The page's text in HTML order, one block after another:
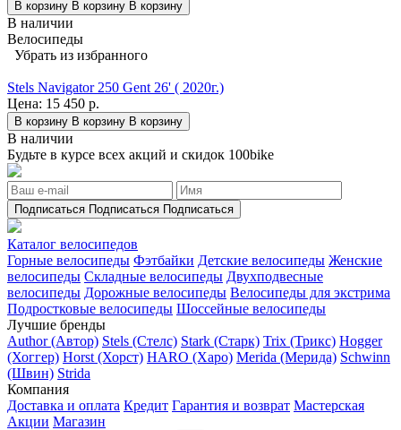
В корзину В корзину В корзину
В наличии
Велосипеды
Убрать из избранного
Stels Navigator 250 Gent 26' ( 2020г.)
Цена: 15 450 р.
В корзину В корзину В корзину
В наличии
Будьте в курсе всех акций и скидок 100bike
Подписаться Подписаться Подписаться
Каталог велосипедов
Горные велосипеды Фэтбайки Детские велосипеды Женские
велосипеды Складные велосипеды Двухподвесные
велосипеды Дорожные велосипеды Велосипеды для экстрима
Подростковые велосипеды Шоссейные велосипеды
Лучшие бренды
Author (Автор) Stels (Стелс) Stark (Старк) Trix (Трикс) Hogger
(Хоггер) Horst (Хорст) HARO (Харо) Merida (Мерида) Schwinn
(Швин) Strida
Компания
Доставка и оплата Кредит Гарантия и возврат Мастерская
Акции Магазин